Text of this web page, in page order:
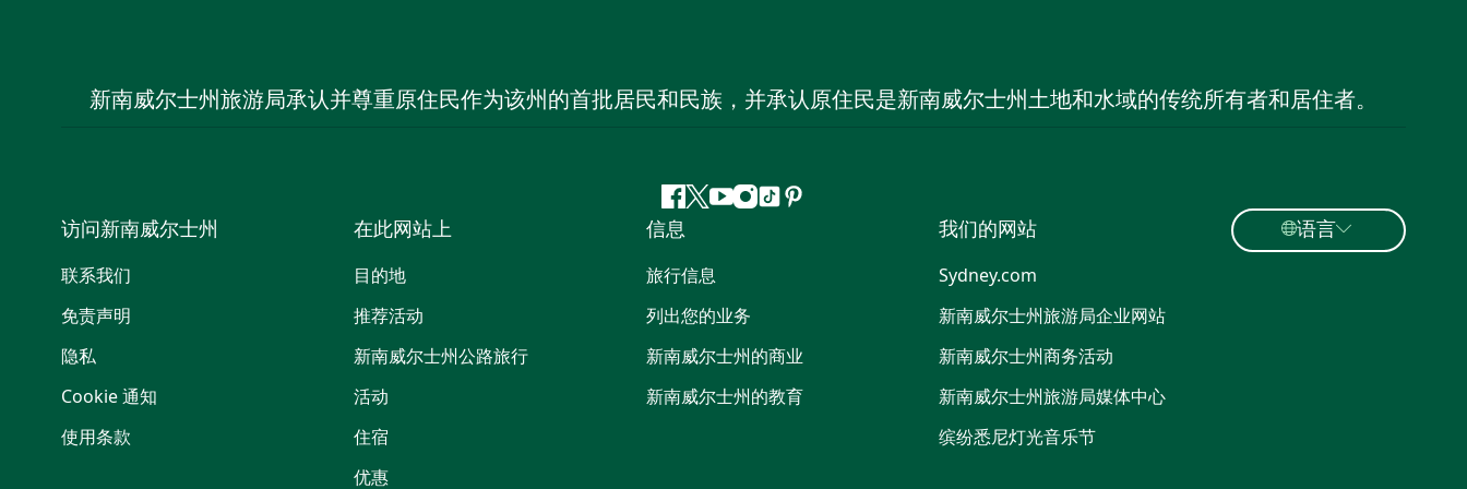
新南威尔士州旅游局承认并尊重原住民作为该州的首批居民和民族，并承认原住民是新南威尔士州土地和水域的传统所有者和居住者。
Facebook
叽
喳
喳
YouTube
Instagram
抖 Pinterest
访问新南威尔士州
联系我们
免责声明
隐私
Cookie 通知
使用条款
在此网站上
目的地
推荐活动
新南威尔士州公路旅行
活动
住宿
优惠
信息
旅行信息
列出您的业务
新南威尔士州的商业
新南威尔士州的教育
我们的网站
Sydney.com
新南威尔士州旅游局企业网站
新南威尔士州商务活动
新南威尔士州旅游局媒体中心
缤纷悉尼灯光音乐节
语言